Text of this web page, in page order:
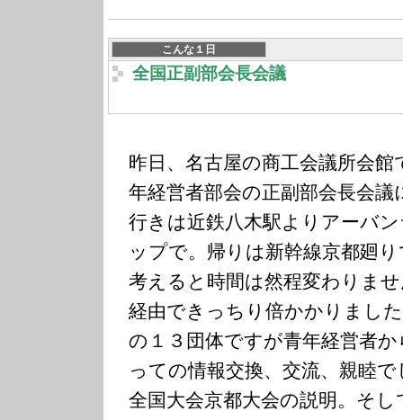
こんな１日
全国正副部会長会議
昨日、名古屋の商工会議所会
年経営者部会の正副部会長会
行きは近鉄八木駅よりアーバ
ップで。帰りは新幹線京都廻
考えると時間は然程変わりま
経由できっちり倍かかりまし
の１３団体ですが青年経営者
っての情報交換、交流、親睦
全国大会京都大会の説明。そ